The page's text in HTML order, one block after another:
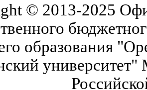
© 2013-2025
образования
университет"